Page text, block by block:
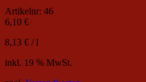
Artikelnr: 46
6,10 €
8,13 € /l
inkl. 19 % MwSt.